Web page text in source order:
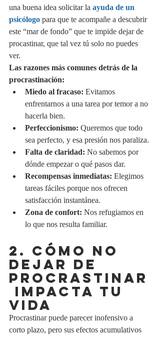
una buena idea solicitar la ayuda de un
psicólogo para que te acompañe a descubrir
este “mar de fondo” que te impide dejar de
procastinar, que tal vez tú solo no puedes
ver.
Las razones más comunes detrás de la
procrastinación:
Miedo al fracaso: Evitamos
enfrentarnos a una tarea por temor a no
hacerla bien.
Perfeccionismo: Queremos que todo
sea perfecto, y esa presión nos paraliza.
Falta de claridad: No sabemos por
dónde empezar o qué pasos dar.
Recompensas inmediatas: Elegimos
tareas fáciles porque nos ofrecen
satisfacción instantánea.
Zona de confort: Nos refugiamos en
lo que nos resulta familiar.
2. CÓMO NO
DEJAR DE
PROCRASTINAR
IMPACTA TU
VIDA
Procrastinar puede parecer inofensivo a
corto plazo, pero sus efectos acumulativos